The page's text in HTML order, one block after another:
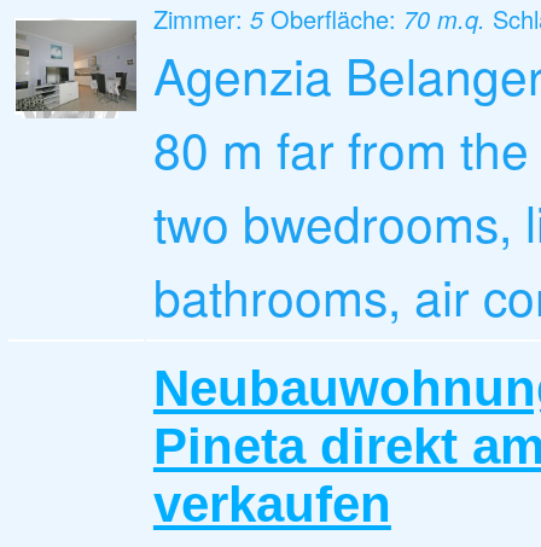
Zimmer: 5Oberfläche: 70 m.q.
Agenzia
80 m far from
two bwedrooms,
bathrooms, air
Pineta direkt
verkaufen